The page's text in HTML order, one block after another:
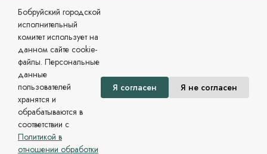
© 2006-2026 Бабруйскі гарадскі выканаўчы камітэт
Пры перадруку матэрыялаў спасылка абавязковая.
Распрацоўка і суправаджэнне
Магілёўскі рэгіянальны інфармацыйны цэнтр
Сайт зарегистрирован в Государственном регистре
информационных ресурсов Республики Беларусь. №
7822542479 от 09.04.2025г.
Политика в области обработки персональных данных
Бобруйский городской
исполнительный
комитет использует на
данном сайте cookie-
файлы. Персональные
данные
пользователей
хранятся и
обрабатываются в
соответствии с
Политикой в
отношении обработки
Я согласен Я не согласен